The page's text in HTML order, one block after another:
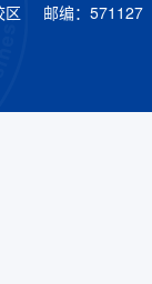
区 邮编：571127